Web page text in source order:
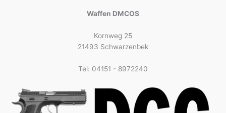
Waffen DMCOS
Kornweg 25
21493 Schwarzenbek
Tel: 04151 - 8972240